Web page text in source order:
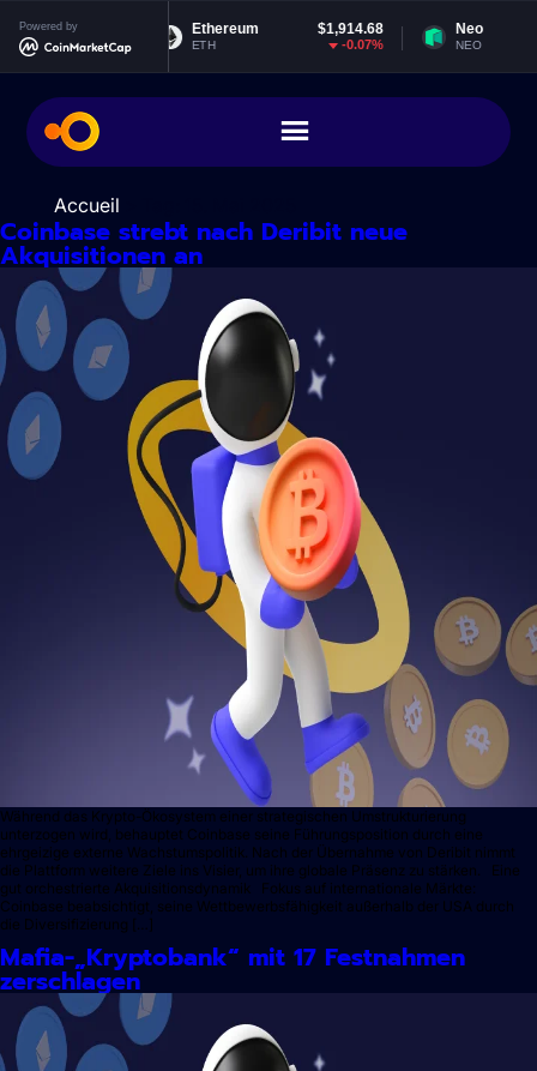
Inhalt
Powered by
$0.999183
-0.02%
Ethereum $1,914.68
ETH -0.07%
Neo
NEO
Accueil
Coinbase strebt nach Deribit neue
Akquisitionen an
Während das Krypto-Ökosystem einer strategischen Umstrukturierung
unterzogen wird, behauptet Coinbase seine Führungsposition durch eine
ehrgeizige externe Wachstumspolitik. Nach der Übernahme von Deribit nimmt
die Plattform weitere Ziele ins Visier, um ihre globale Präsenz zu stärken. Eine
gut orchestrierte Akquisitionsdynamik Fokus auf internationale Märkte:
Coinbase beabsichtigt, seine Wettbewerbsfähigkeit außerhalb der USA durch
die Diversifizierung […]
Mafia-„Kryptobank“ mit 17 Festnahmen
zerschlagen